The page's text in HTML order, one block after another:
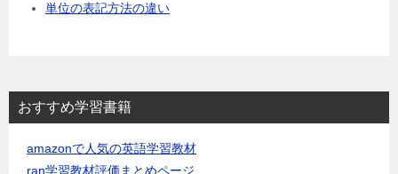
単位の表記方法の違い
おすすめ学習書籍
amazonで人気の英語学習教材
ran学習教材評価まとめページ